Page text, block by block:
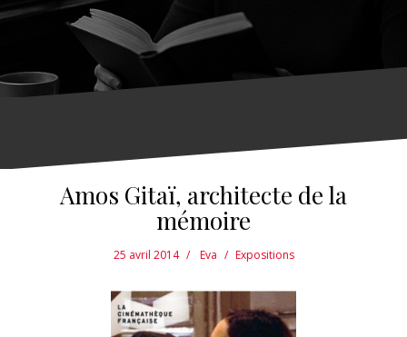
Amos Gitaï, architecte de la
mémoire
25 avril 2014 Eva Expositions